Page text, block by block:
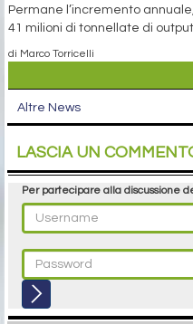
Permane l’incremento
41 milioni di tonnellate di output
di Marco Torricelli
Altre News
LASCIA UN
Per partecipare alla discussione